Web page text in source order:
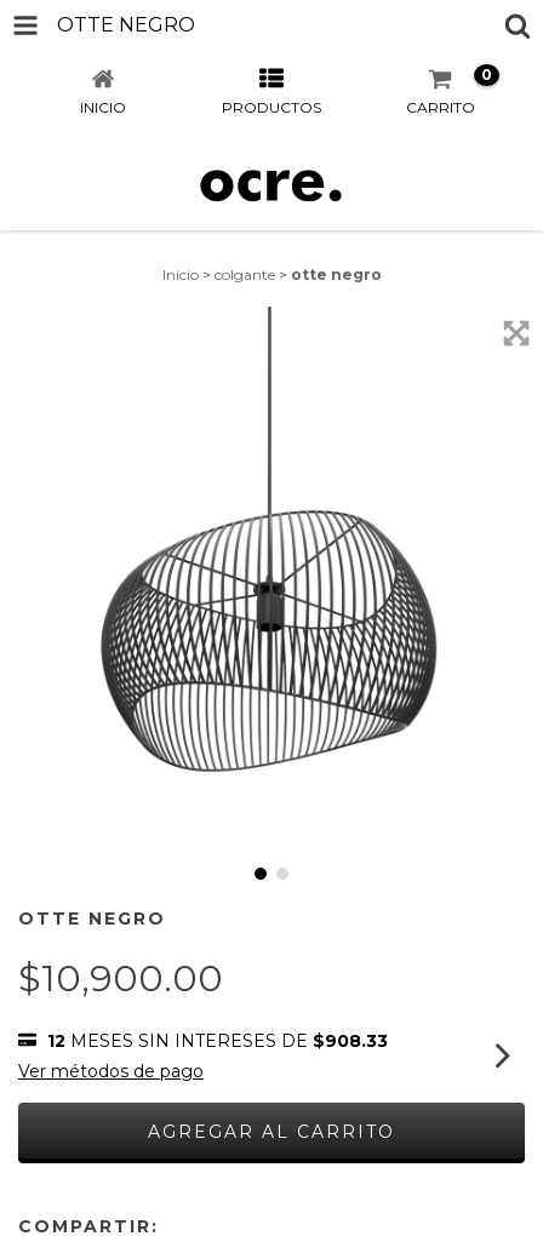
OTTE NEGRO
INICIO PRODUCTOS CARRITO
0
Inicio > colgante > otte negro
OTTE NEGRO
$10,900.00
12 MESES SIN INTERESES DE